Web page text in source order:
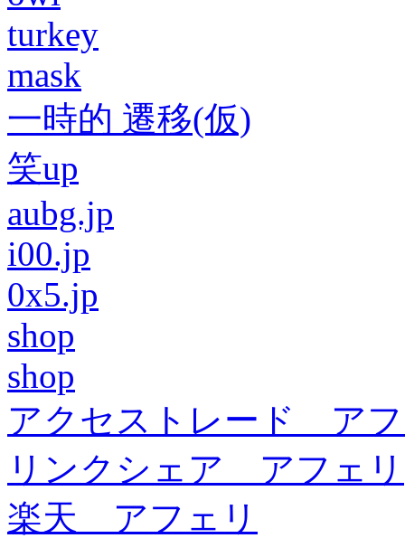
turkey
mask
一時的 遷移(仮)
笑up
aubg.jp
i00.jp
0x5.jp
shop
shop
アクセストレード ア
リンクシェア アフェリ
楽天 アフェリ